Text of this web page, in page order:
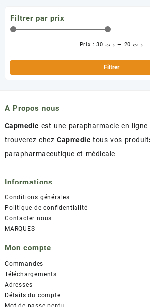
Filtrer par prix
Filtrer
Prix : د.ت 20 — د.ت 30
A Propos nous
Capmedic est une parapharmacie en ligne
trouverez chezCapmedic tous vos
parapharmaceutique et médicale
Informations
Conditions générales
Politique de confidentialité
Contacter nous
MARQUES
Mon compte
Commandes
Téléchargements
Adresses
Détails du compte
Mot de passe perdu